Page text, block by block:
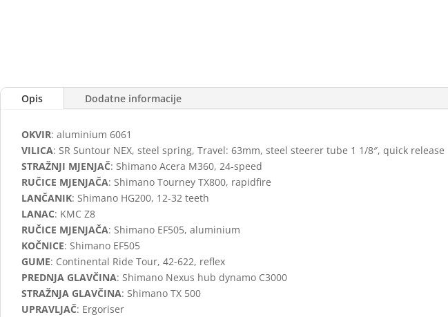
Opis Dodatne informacije
OKVIR: aluminium 6061
VILICA: SR Suntour NEX, steel spring, Travel: 63mm, steel steerer tube 1 1/8″, quick release
STRAŽNJI MJENJAČ: Shimano Acera M360, 24-speed
RUČICE MJENJAČA: Shimano Tourney TX800, rapidfire
LANČANIK: Shimano HG200, 12-32 teeth
LANAC: KMC Z8
RUČICE MJENJAČA: Shimano EF505, aluminium
KOČNICE: Shimano EF505
GUME: Continental Ride Tour, 42-622, reflex
PREDNJA GLAVČINA: Shimano Nexus hub dynamo C3000
STRAŽNJA GLAVČINA: Shimano TX 500
UPRAVLJAČ: Ergoriser